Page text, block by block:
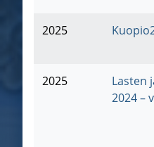
2025
2025
Lasten
2024 –